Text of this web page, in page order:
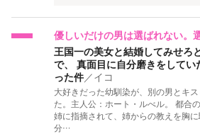
優しいだけの男は選ばれない。
王国一の美女と結婚してみせろ
で、 真面目に自分磨きをしてい
った件／イコ
大好きだった幼馴染が、別の男とキ
た。主人公：ホート・ルべル。 都合
姉に指摘されて、姉からの教えを胸
分…